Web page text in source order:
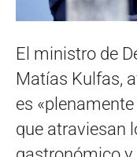
El ministro de
Matías Kulfas,
es
que atraviesan